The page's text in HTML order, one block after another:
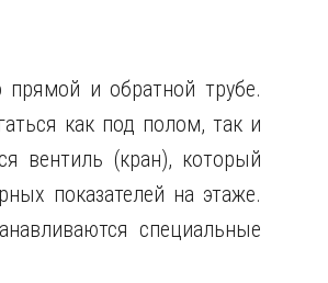
и обратной трубе.
как под полом, так и
вентиль (кран), который
показателей на этаже.
специальные